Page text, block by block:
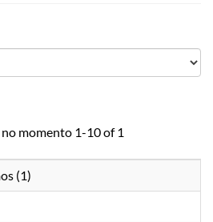
momento 1-10 of 1
(1)